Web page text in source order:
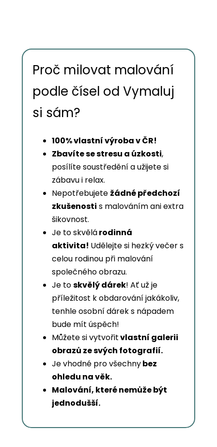
Proč milovat malování
podle čísel od Vymaluj
si sám?
100% vlastní výroba v ČR!
Zbavíte se stresu a úzkosti,
posílíte soustředění a užijete si
zábavu i relax.
Nepotřebujete žádné předchozí
zkušenosti s malováním ani extra
šikovnost.
Je to skvělárodinná
aktivita! Udělejte si hezký večer s
celou rodinou při malování
společného obrazu.
Je toskvělý dárek! Ať už je
příležitost k obdarování jakákoliv,
tenhle osobní dárek s nápadem
bude mít úspěch!
Můžete si vytvořitvlastní galerii
obrazů ze svých fotografií.
Je vhodné pro všechnybez
ohledu na věk.
Malování, které nemůže být
jednodušší.